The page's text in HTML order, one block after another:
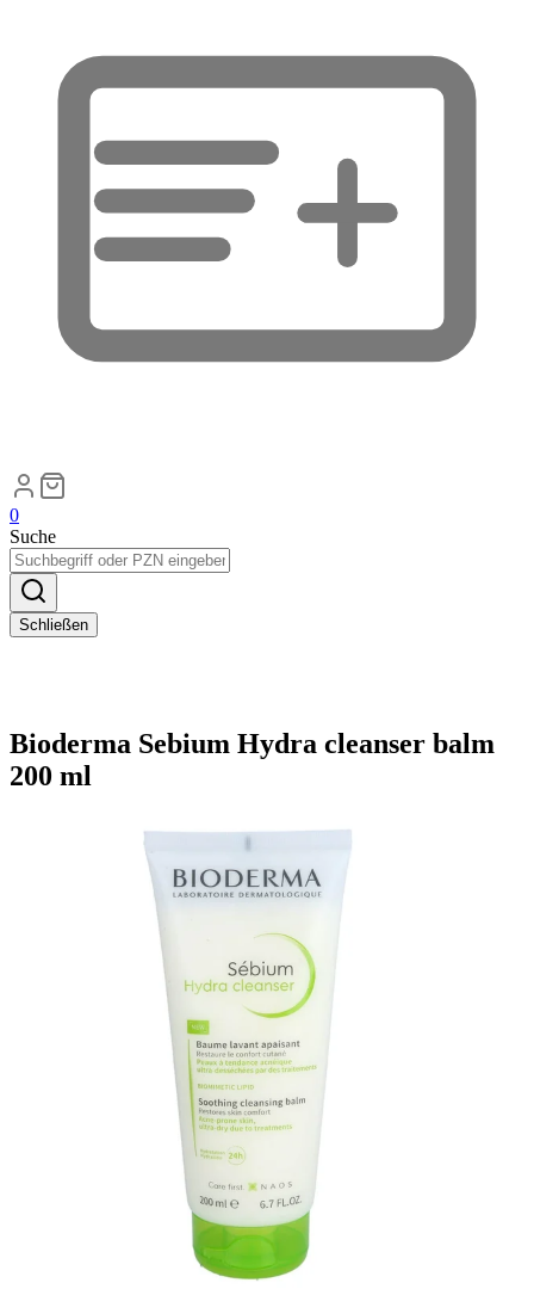
0
Suche
Schließen
Bioderma Sebium Hydra cleanser balm
200 ml